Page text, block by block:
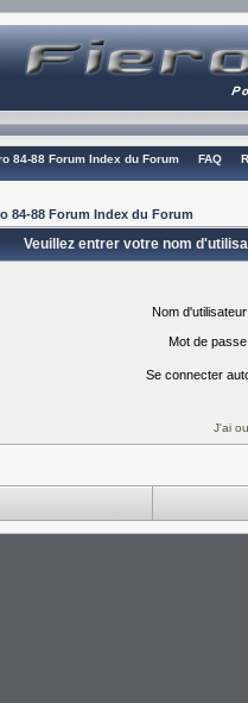
84-88 Forum Index du Forum FAQ
84-88 Forum Index du Forum
Veuillez entrer votre nom
Nom
Mot de
Se connecter
J'ai